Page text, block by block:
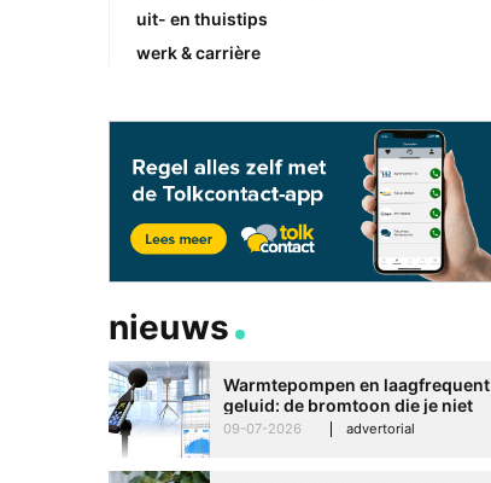
uit- en thuistips
werk & carrière
nieuws
Warmtepompen en laagfrequent
geluid: de bromtoon die je niet
kunt negeren
09-07-2026 advertorial